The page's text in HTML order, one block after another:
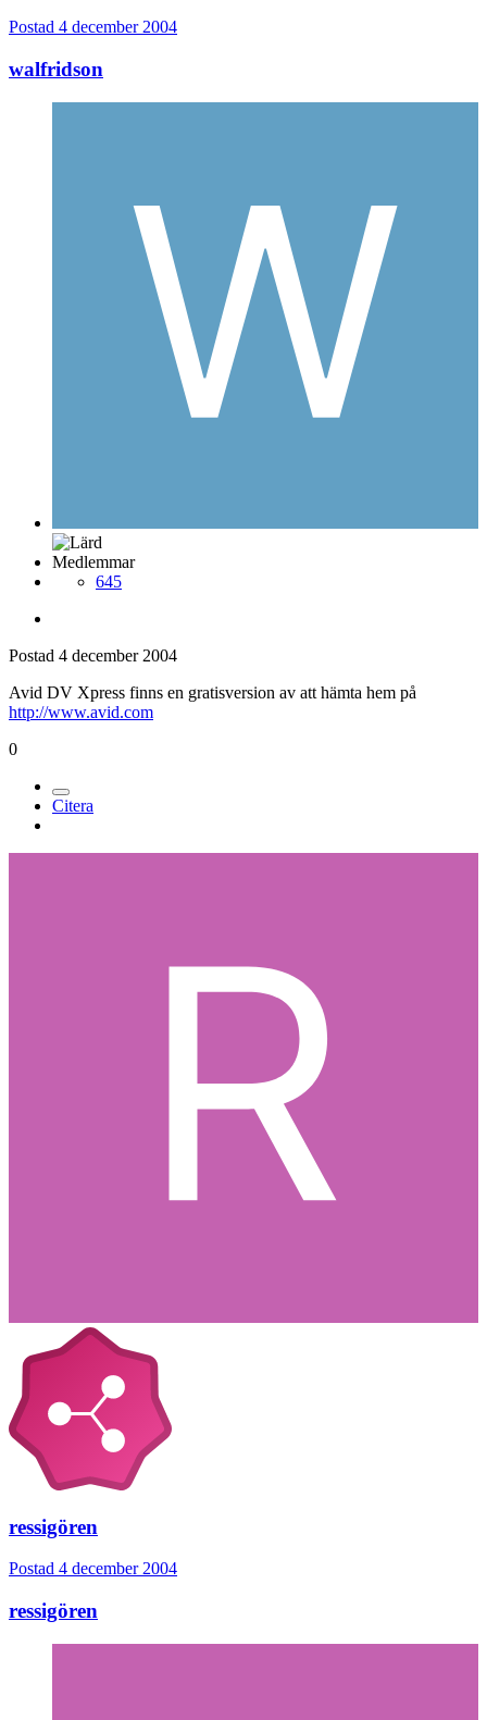
Postad 4 december 2004
walfridson
Medlemmar
645
Postad 4 december 2004
Avid DV Xpress finns en gratisversion av att hämta hem på
http://www.avid.com
0
Citera
ressigören
Postad 4 december 2004
ressigören